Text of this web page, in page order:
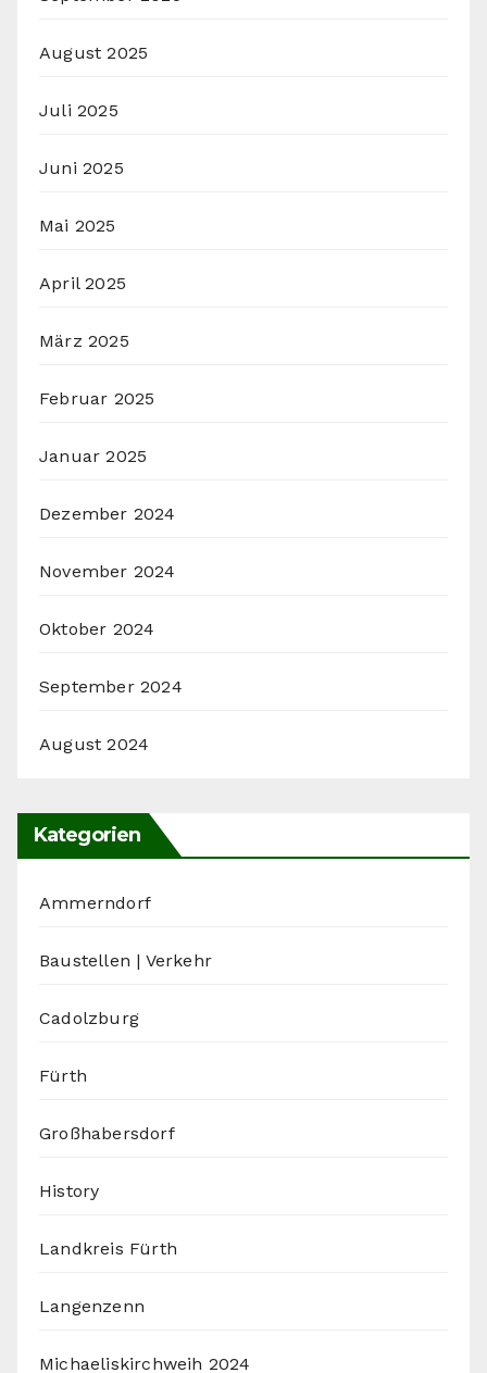
August 2025
Juli 2025
Juni 2025
Mai 2025
April 2025
März 2025
Februar 2025
Januar 2025
Dezember 2024
November 2024
Oktober 2024
September 2024
August 2024
Kategorien
Ammerndorf
Baustellen | Verkehr
Cadolzburg
Fürth
Großhabersdorf
History
Landkreis Fürth
Langenzenn
Michaeliskirchweih 2024